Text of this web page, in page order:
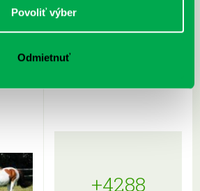
Povoliť výber
Odmietnuť
oblohe
kompletný sprievodca
+4288